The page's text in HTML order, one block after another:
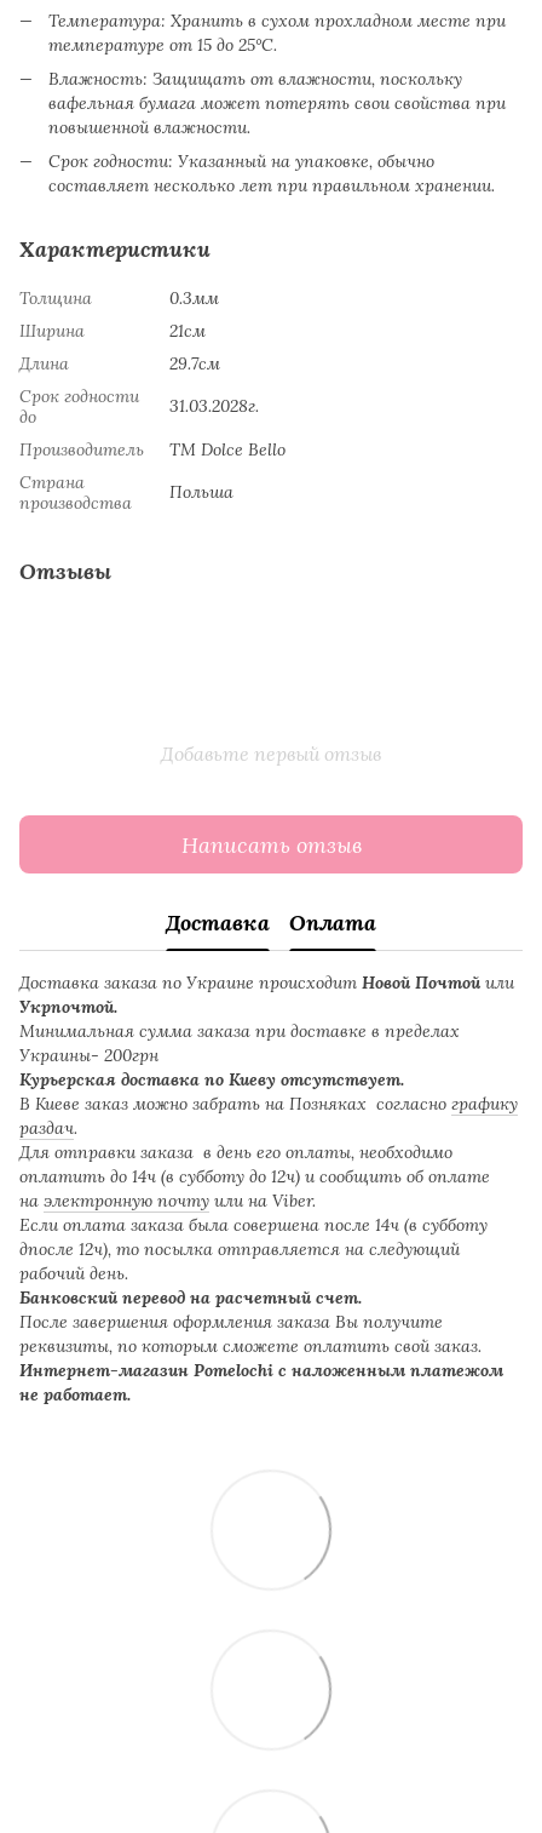
Температура: Хранить в сухом прохладном месте при
температуре от 15 до 25°C.
Влажность: Защищать от влажности, поскольку
вафельная бумага может потерять свои свойства при
повышенной влажности.
Срок годности: Указанный на упаковке, обычно
составляет несколько лет при правильном хранении.
Характеристики
Толщина
0.3мм
Ширина
21см
Длина
29.7см
Срок годности
до
31.03.2028г.
Производитель
ТМ Dolce Bello
Страна
производства
Польша
Отзывы
Добавьте первый отзыв
Написать отзыв
Доставка Оплата
Доставка заказа по Украине происходит Новой Почтой или
Укрпочтой.
Минимальная сумма заказа при доставке в пределах
Украины- 200грн
Курьерская доставка по Киеву отсутствует.
В Киеве заказ можно забрать на Позняках согласно графику
раздач.
Для отправки заказа в день его оплаты, необходимо
оплатить до 14ч (в субботу до 12ч) и сообщить об оплате
на электронную почту или на Viber.
Если оплата заказа была совершена после 14ч (в субботу
дпосле 12ч), то посылка отправляется на следующий
рабочий день.
Банковский перевод на расчетный счет.
После завершения оформления заказа Вы получите
реквизиты, по которым сможете оплатить свой заказ.
Интернет-магазин Pomelochi с наложенным платежом
не работает.